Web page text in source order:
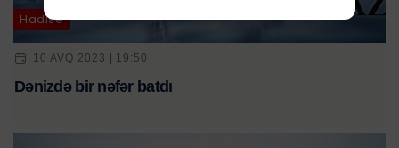
Hadisə
10 AVQ 2023 | 19:50
Dənizdə bir nəfər batdı